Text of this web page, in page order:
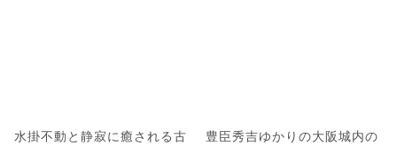
水掛不動と静寂に癒される古
豊臣秀吉ゆかりの大阪城内の